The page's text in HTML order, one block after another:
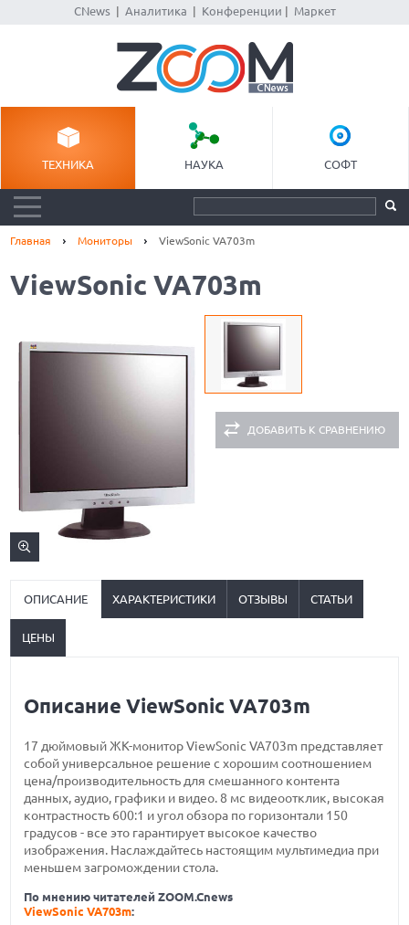
CNews| Аналитика Конференции Маркет
ТЕХНИКА НАУКА СОФТ
Главная Мониторы ViewSonic VA703m
ViewSonic VA703m
ДОБАВИТЬ К СРАВНЕНИЮ
ОПИСАНИЕ ХАРАКТЕРИСТИКИ ОТЗЫВЫ СТАТЬИ
ЦЕНЫ
Описание ViewSonic VA703m
17 дюймовый ЖК-монитор ViewSonic VA703m представляет
собой универсальное решение с хорошим соотношением
цена/производительность для смешанного контента
данных, аудио, графики и видео. 8 мс видеоотклик, высокая
контрастность 600:1 и угол обзора по горизонтали 150
градусов - все это гарантирует высокое качество
изображения. Наслаждайтесь настоящим мультимедиа при
меньшем загромождении стола.
По мнению читателей ZOOM.Cnews
ViewSonic VA703m: